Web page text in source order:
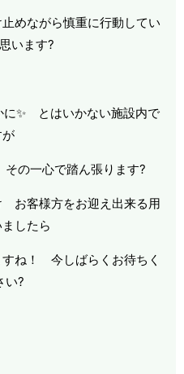
めながら慎重に行動してい
います?
✨ とはいかない施設内で
の一心で踏ん張ります?
お客様方をお迎え出来る用
したら
ね！ 今しばらくお待ちく
い?